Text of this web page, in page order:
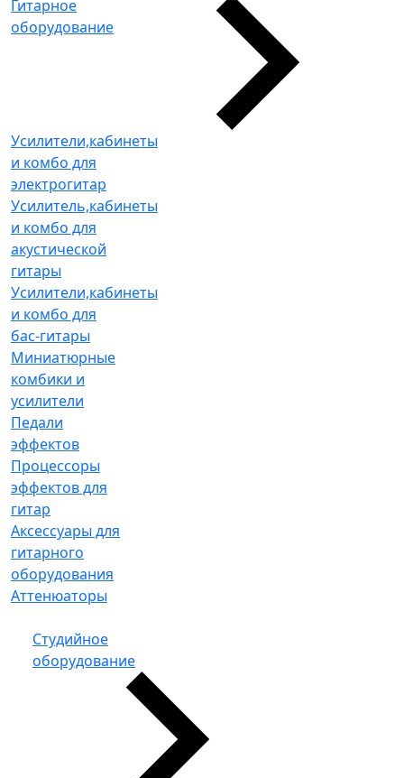
Гитарное
оборудование
Усилители,кабинеты
и комбо для
электрогитар
Усилитель,кабинеты
и комбо для
акустической
гитары
Усилители,кабинеты
и комбо для
бас-гитары
Миниатюрные
комбики и
усилители
Педали
эффектов
Процессоры
эффектов для
гитар
Аксессуары для
гитарного
оборудования
Аттенюаторы
Студийное
оборудование